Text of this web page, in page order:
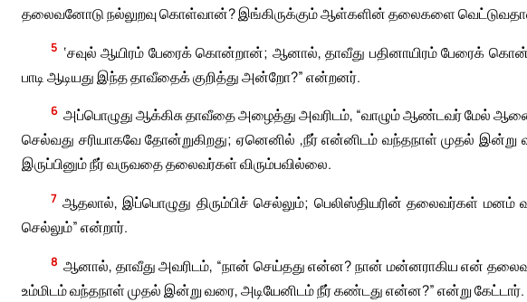
தலைவனோடு நல்லுறவு கொள்வான்? இங்கிருக்கும் ஆள்களின் தலைகளை
5 ‘சவுல் ஆயிரம் பேரைக் கொன்றான்; ஆனால், தாவீது பதினாயிரம் பேரைக்
பாடி ஆடியது இந்த தாவீதைக் குறித்து அன்றோ?” என்றனர்.
6 அப்பொழுது ஆக்கிசு தாவீதை அழைத்து அவரிடம், “வாழும் ஆண்டவர் மேல்
செல்வது சரியாகவே தோன்றுகிறது; ஏனெனில் ,நீர் என்னிடம் வந்தநாள் முதல் இன்று
இருப்பினும் நீர் வருவதை தலைவர்கள் விரும்பவில்லை.
7 ஆதலால், இப்பொழுது திரும்பிச் செல்லும்; பெலிஸ்தியரின் தலைவர்கள் மனம்
செல்லும்” என்றார்.
8 ஆனால், தாவீது அவரிடம், “நான் செய்தது என்ன? நான் மன்னராகிய என்
உம்மிடம் வந்தநாள் முதல் இன்று வரை, அடியேனிடம் நீர் கண்டது என்ன?” என்று கேட்டார்.